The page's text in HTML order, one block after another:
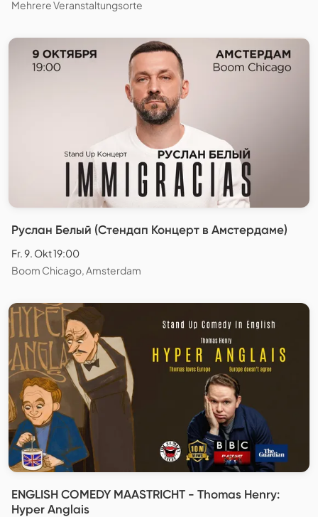
Mehrere Veranstaltungsorte
Руслан Белый (Стендап Концерт в Амстердаме)
Fr. 9. Okt 19:00
Boom Chicago, Amsterdam
ENGLISH COMEDY MAASTRICHT - Thomas Henry:
Hyper Anglais